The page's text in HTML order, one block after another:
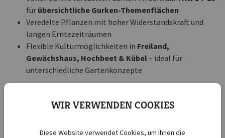
für übersichtliche Gurken-Themenflächen
Veredelte Pflanzen mit hoher Widerstandskraft und
langen Erntezeiträumen
Flexible Kulturmöglichkeiten in Freiland,
Gewächshaus, Hochbeet & Kübel– ideal für
unterschiedliche Gartenkonzepte
strukturierten Gurkenkonzept ab und setzen Sie auf
WIR VERWENDEN COOKIES
Diese Website verwendet Cookies, um Ihnen die